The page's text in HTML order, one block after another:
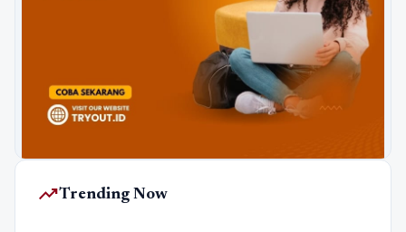
trending_upTrending Now